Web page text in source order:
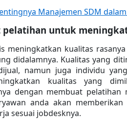
Manajemen SDM
pelatihan untuk
meningkatkan kualitas
didalamnya. Kualitas yang
namun juga individu
kualitas yang
dengan membuat
anda akan
sesuai jobdesknya.